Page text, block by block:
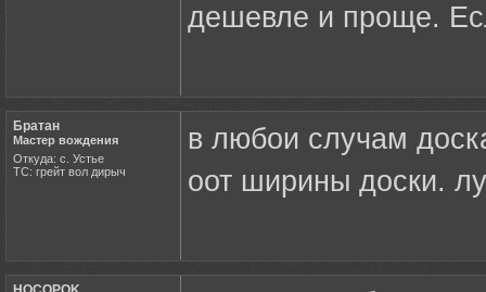
дешевле и проще.
Братан
Мастер вождения
Откуда: с. Устье
ТС: грейт вол дирыч
в любои случам
оот ширины доски.